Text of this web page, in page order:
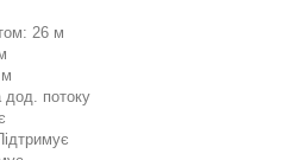
26 м
м
дод. потоку